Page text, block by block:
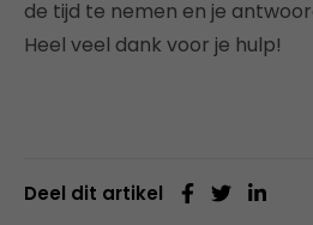
de tijd te nemen en je
Heel veel dank voor je hulp!
Deel dit artikel